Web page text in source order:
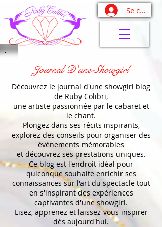
Se
Journal D'une Showgirl
Découvrez le journal d'une showgirl blog
de Ruby Colibri,
une artiste passionnée par le cabaret et
le chant.
Plongez dans ses récits inspirants,
explorez des conseils pour organiser des
événements mémorables
et découvrez ses prestations uniques.
Ce blog est l'endroit idéal pour
quiconque souhaite enrichir ses
connaissances sur l'art du spectacle tout
en s'inspirant des expériences
captivantes d'une showgirl.
Lisez, apprenez et laissez-vous inspirer
dès aujourd'hui.